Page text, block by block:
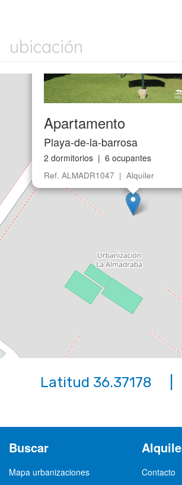
ubicación
Apartamento
Playa-de-la-barrosa
2 dormitorios | 6 ocupantes
Ref. ALMADR1047 | Alquiler
Latitud 36.37178
Buscar
Mapa urbanizaciones
Contacto